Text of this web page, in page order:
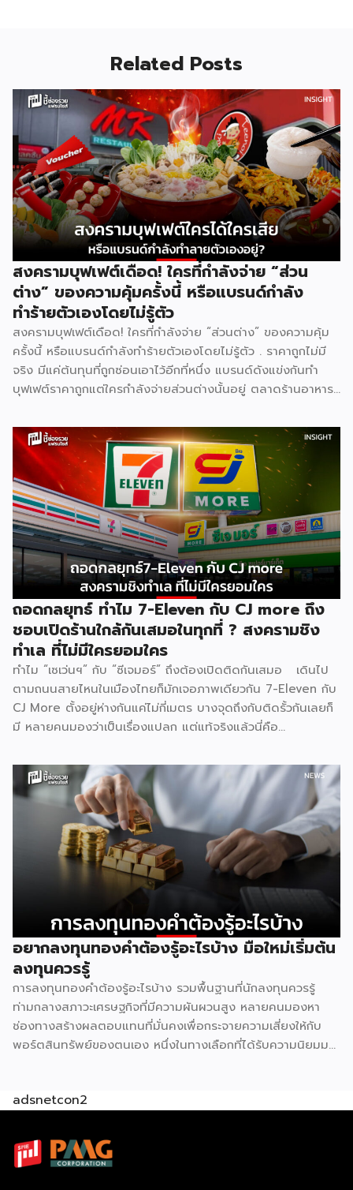
Related Posts
สงครามบุฟเฟต์เดือด! ใครที่กำลังจ่าย “ส่วน
ต่าง” ของความคุ้มครั้งนี้ หรือแบรนด์กำลัง
ทำร้ายตัวเองโดยไม่รู้ตัว
สงครามบุฟเฟต์เดือด! ใครที่กำลังจ่าย “ส่วนต่าง” ของความคุ้ม
ครั้งนี้ หรือแบรนด์กำลังทำร้ายตัวเองโดยไม่รู้ตัว . ราคาถูกไม่มี
จริง มีแค่ต้นทุนที่ถูกซ่อนเอาไว้อีกที่หนึ่ง แบรนด์ดังแข่งกันทำ
บุฟเฟต์ราคาถูกแต่ใครกำลังจ่ายส่วนต่างนั้นอยู่ ตลาดร้านอาหาร
ยังคงเติบโตต่อเนื่อง ฟังดูน่าลงทุน แต่ภายใต้ตัวเลขที่สวยงาม
นั้น ซ่อนความจริงที่ไม่ค่อยมีใครพูดถึง นั่นคือ ยิ่งตลาดใหญ่ การ
แข่งขันยิ่งโหด และสงครามบุฟเฟต์ราคาถูกคือหนึ่งในสมรภูมิที่
เดิมพันสูงที่สุด . [ Content Chapter ] 1.สงครามที่ไม่มีใครกล้า
หยุดก่อน 2.ใครได้ ใครเสีย ทั้งสองฝั่ง 3.Case Study แบรนด์
ไทยในสงครามเดียวกัน 4.ผู้แพ้ที่เงียบที่สุด “พนักงาน” 5.บทสรุป
. [ 1.สงครามที่ไม่มีใครกล้าหยุดก่อน ] . สงครามบุฟเฟต์ไม่ได้เกิด
จากความใจดีของแบรนด์ แต่เกิดจาก ความกลัว กลัวเสียลูกค้าให้
คู่แข่งตามมาตรฐานธุรกิจร้านอาหารไทย Food Cost ที่ดีควรอยู่
ที่ 25–35% ของราคาขาย และ Net […]
ถอดกลยุทธ์ ทำไม 7-Eleven กับ CJ more ถึง
ชอบเปิดร้านใกล้กันเสมอในทุกที่ ? สงครามชิง
ทำเล ที่ไม่มีใครยอมใคร
ทำไม “เซเว่นฯ” กับ “ซีเจมอร์” ถึงต้องเปิดติดกันเสมอ เดินไป
ตามถนนสายไหนในเมืองไทยก็มักเจอภาพเดียวกัน 7-Eleven กับ
CJ More ตั้งอยู่ห่างกันแค่ไม่กี่เมตร บางจุดถึงกับติดรั้วกันเลยก็
มี หลายคนมองว่าเป็นเรื่องแปลก แต่แท้จริงแล้วนี่คือ
ไม่ใช่เรื่องบังเอิญ และไม่ใช่เรื่องที่แบรนด์ใดไล่ตามแบรนด์ใด แต่
เป็นผลลัพธ์ตามธรรมชาติของกลไกตลาดค้าปลีก 1. ทำเลที่ดี
มีอยู่จำกัด ธุรกิจค้าปลีกทุกประเภทต้องพึ่งพา “จุดตัดของการ
สัญจร” เป็นหัวใจหลัก ไม่ว่าจะเป็นสี่แยกไฟแดง ปากซอยที่คนเข้า
ออกทุกวัน หน้าปั๊มน้ำมัน หรือหน้าคอนโดที่มีคนเดินผ่านหนาแน่น
ทำเลลักษณะนี้ในแต่ละพื้นที่มีจำนวนจำกัดมาก ทั้ง 7-Eleven และ
CJ More ต่างก็มองหาปัจจัยเดียวกันคือปริมาณคนเดินผ่าน
สูงสุด จุดที่ตอบโจทย์ได้ดีที่สุดจึงมักเหลืออยู่ไม่กี่จุดในแต่ละย่าน
ผลคือทั้งสองแบรนด์ไปกระจุกตัวอยู่ในบริเวณเดียวกันโดย
ธรรมชาติ ไม่ต่างจากปั๊มน้ำมันหลายเจ้าที่มักตั้งอยู่ตรงข้ามกันบน
ถนนสายหลัก 2. ทฤษฎีคลัสเตอร์การค้า รวมกันแข็งกว่าแยกกัน
ในทางเศรษฐศาสตร์ค้าปลีกมีหลักการที่เรียกว่า retail
agglomeration หรือการรวมกลุ่มธุรกิจประเภทเดียวกันไว้ในจุด
เดียว ฟังดูขัดสามัญสำนึกที่ว่าคู่แข่งควรหนีห่างกันไว้ แต่ในความ
จริงกลับตรงกันข้าม เพราะจุดที่มี 7-Eleven และ CJ More อยู่
ด้วยกันจะกลายเป็น “จุดหมายปลายทาง” […]
อยากลงทุนทองคำต้องรู้อะไรบ้าง มือใหม่เริ่มต้น
ลงทุนควรรู้
การลงทุนทองคำต้องรู้อะไรบ้าง รวมพื้นฐานที่นักลงทุนควรรู้
ท่ามกลางสภาวะเศรษฐกิจที่มีความผันผวนสูง หลายคนมองหา
ช่องทางสร้างผลตอบแทนที่มั่นคงเพื่อกระจายความเสี่ยงให้กับ
พอร์ตสินทรัพย์ของตนเอง หนึ่งในทางเลือกที่ได้รับความนิยมมา
นั้น มีรายละเอียดสำคัญหลายประการที่ต้องทำความเข้าใจให้
ข้อมูลพื้นฐานที่จำเป็นต่อการเตรียมตัวกันก่อนว่ามีประเด็นใดบ้าง
ที่เราต้องศึกษาให้รอบคอบ การลงทุนทองคำ คืออะไร G H
adsnetcon2